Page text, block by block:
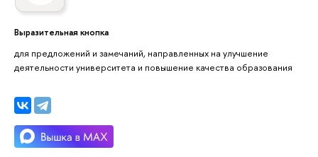
Выразительная кнопка
для предложений и замечаний, направленных на улучшение
деятельности университета и повышение качества образования